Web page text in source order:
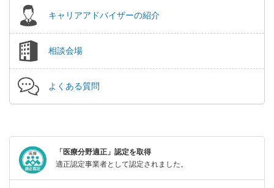
キャリアアドバイザーの紹介
相談会場
よくある質問
「医療分野適正」認定を取得
適正認定事業者として認定されました。